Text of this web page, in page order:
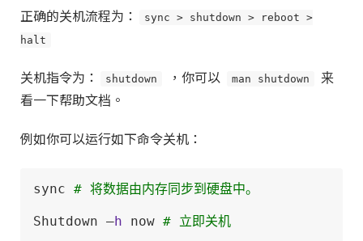
正确的关机流程为：
sync > shutdown > reboot >
halt
关机指令为： shutdown ，你可以 man shutdown
来
看一下帮助文档。
例如你可以运行如下命令关机：
sync # 将数据由内存同步到硬盘中。
Shutdown –h now # 立即关机